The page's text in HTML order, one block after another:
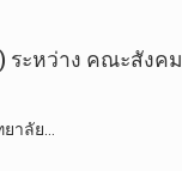
ระหว่าง​ คณะ​สังคม​
าลัย​…